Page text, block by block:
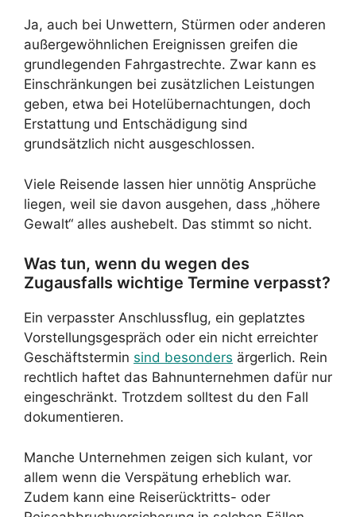
Ja, auch bei Unwettern, Stürmen oder anderen
außergewöhnlichen Ereignissen greifen die
grundlegenden Fahrgastrechte. Zwar kann es
Einschränkungen bei zusätzlichen Leistungen
geben, etwa bei Hotelübernachtungen, doch
Erstattung und Entschädigung sind
grundsätzlich nicht ausgeschlossen.
Viele Reisende lassen hier unnötig Ansprüche
liegen, weil sie davon ausgehen, dass „höhere
Gewalt“ alles aushebelt. Das stimmt so nicht.
Was tun, wenn du wegen des
Zugausfalls wichtige Termine verpasst?
Ein verpasster Anschlussflug, ein geplatztes
Vorstellungsgespräch oder ein nicht erreichter
Geschäftstermin sind besonders ärgerlich. Rein
rechtlich haftet das Bahnunternehmen dafür nur
eingeschränkt. Trotzdem solltest du den Fall
dokumentieren.
Manche Unternehmen zeigen sich kulant, vor
allem wenn die Verspätung erheblich war.
Zudem kann eine Reiserücktritts- oder